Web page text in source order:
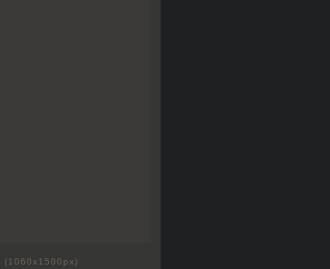
(1060x1500px)